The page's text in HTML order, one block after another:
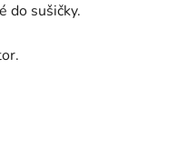
do sušičky.